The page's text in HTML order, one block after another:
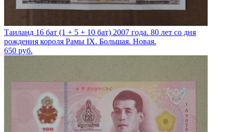
Таиланд 16 бат (1 + 5 + 10 бат) 2007 года. 80 лет со дня
рождения короля Рамы IX. Большая. Новая.
650 руб.